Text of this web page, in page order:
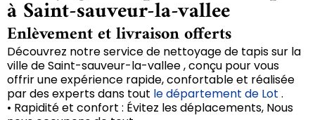
à Saint-sauveur-la-vallee
Enlèvement et livraison offerts
Découvrez notre service de nettoyage de tapis sur la
ville de Saint-sauveur-la-vallee , conçu pour vous
offrir une expérience rapide, confortable et réalisée
par des experts dans tout le département de Lot .
• Rapidité et confort : Évitez les déplacements, Nous